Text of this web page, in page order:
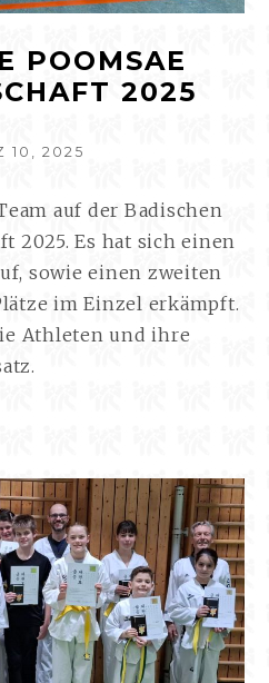
POOMSAE
2025
10, 2025
auf der Badischen
2025. Es hat sich einen
sowie einen zweiten
im Einzel erkämpft.
Athleten und ihre